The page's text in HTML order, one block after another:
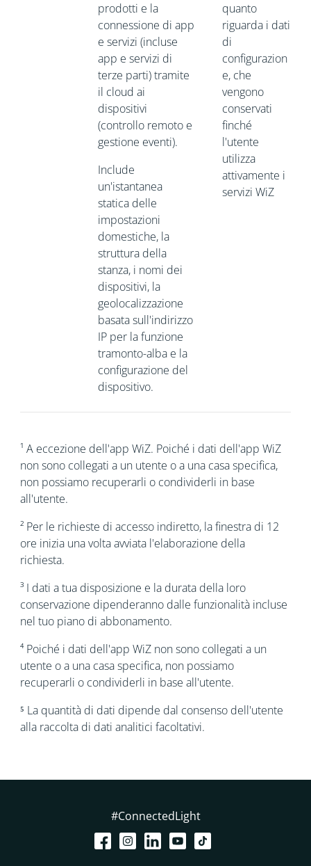
prodotti e la
connessione di app
e servizi (incluse
app e servizi di
terze parti) tramite
il cloud ai
dispositivi
(controllo remoto e
gestione eventi).
Include
un'istantanea
statica delle
impostazioni
domestiche, la
struttura della
stanza, i nomi dei
dispositivi, la
geolocalizzazione
basata sull'indirizzo
IP per la funzione
tramonto-alba e la
configurazione del
dispositivo.
quanto
riguarda i dati
di
configurazion
e, che
vengono
conservati
finché
l'utente
utilizza
attivamente i
servizi WiZ
¹ A eccezione dell'app WiZ. Poiché i dati dell'app WiZ
non sono collegati a un utente o a una casa specifica,
non possiamo recuperarli o condividerli in base
all'utente.
² Per le richieste di accesso indiretto, la finestra di 12
ore inizia una volta avviata l'elaborazione della
richiesta.
³ I dati a tua disposizione e la durata della loro
conservazione dipenderanno dalle funzionalità incluse
nel tuo piano di abbonamento.
⁴ Poiché i dati dell'app WiZ non sono collegati a un
utente o a una casa specifica, non possiamo
recuperarli o condividerli in base all'utente.
⁵ La quantità di dati dipende dal consenso dell'utente
alla raccolta di dati analitici facoltativi.
#ConnectedLight